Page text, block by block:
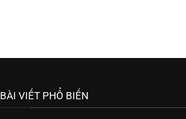
BÀI VIẾT PHỔ BIẾN